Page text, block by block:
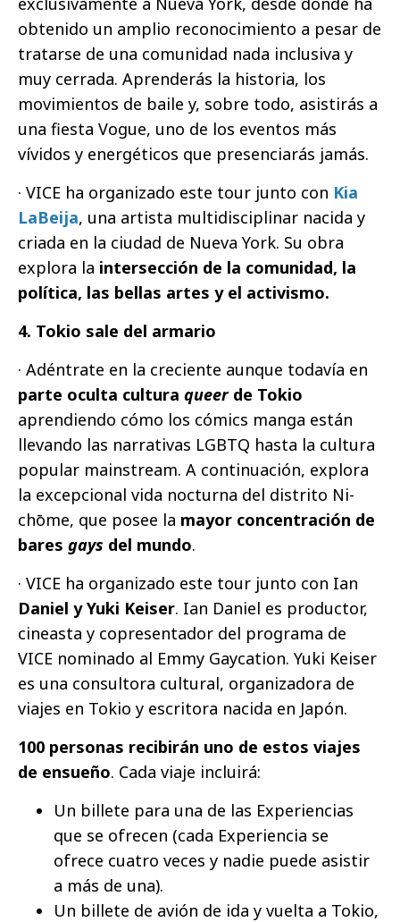
obtenido un amplio reconocimiento a pesar de
tratarse de una comunidad nada inclusiva y
muy cerrada. Aprenderás la historia, los
movimientos de baile y, sobre todo, asistirás a
una fiesta Vogue, uno de los eventos más
vívidos y energéticos que presenciarás jamás.
· VICE ha organizado este tour junto con Kia
LaBeija, una artista multidisciplinar nacida y
criada en la ciudad de Nueva York. Su obra
explora la intersección de la comunidad, la
política, las bellas artes y el activismo.
4. Tokio sale del armario
· Adéntrate en la creciente aunque todavía en
parte oculta cultura queerde Tokio
aprendiendo cómo los cómics manga están
llevando las narrativas LGBTQ hasta la cultura
popular mainstream. A continuación, explora
la excepcional vida nocturna del distrito Ni-
chōme, que posee la mayor concentración de
bares gays del mundo.
· VICE ha organizado este tour junto con Ian
Daniel y Yuki Keiser. Ian Daniel es productor,
cineasta y copresentador del programa de
VICE nominado al Emmy Gaycation. Yuki Keiser
es una consultora cultural, organizadora de
viajes en Tokio y escritora nacida en Japón.
100 personas recibirán uno de estos viajes
de ensueño. Cada viaje incluirá:
Un billete para una de las Experiencias
que se ofrecen (cada Experiencia se
ofrece cuatro veces y nadie puede asistir
a más de una).
Un billete de avión de ida y vuelta a Tokio,